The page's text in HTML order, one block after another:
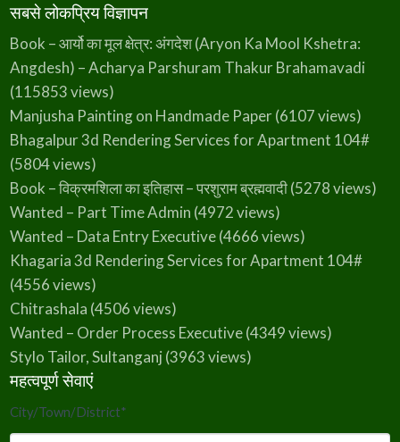
सबसे लोकप्रिय विज्ञापन
Book – आर्यो का मूल क्षेत्र: अंगदेश (Aryon Ka Mool Kshetra:
Angdesh) – Acharya Parshuram Thakur Brahamavadi
(115853 views)
Manjusha Painting on Handmade Paper(6107 views)
Bhagalpur 3d Rendering Services for Apartment 104#
(5804 views)
Book – विक्रमशिला का इतिहास – परशुराम ब्रह्मवादी(5278 views)
Wanted – Part Time Admin (4972 views)
Wanted – Data Entry Executive(4666 views)
Khagaria 3d Rendering Services for Apartment 104#
(4556 views)
Chitrashala (4506 views)
Wanted – Order Process Executive(4349 views)
Stylo Tailor, Sultanganj (3963 views)
महत्वपूर्ण सेवाएं
City/Town/District*